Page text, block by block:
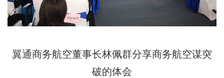
翼通商务航空董事长林佩群分享商务航空谋突
破的体会